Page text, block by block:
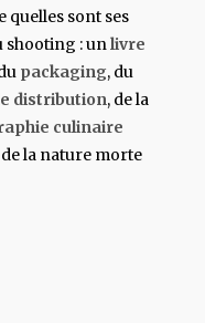
quelles sont ses
shooting : unlivre
packaging, du
distribution, de la
culinaire
la nature morte